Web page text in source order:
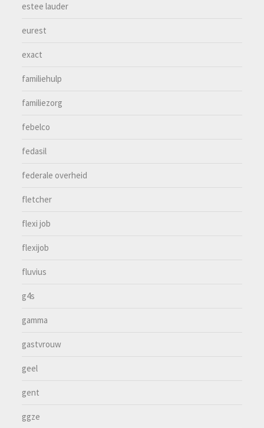
estee lauder
eurest
exact
familiehulp
familiezorg
febelco
fedasil
federale overheid
fletcher
flexi job
flexijob
fluvius
g4s
gamma
gastvrouw
geel
gent
ggze